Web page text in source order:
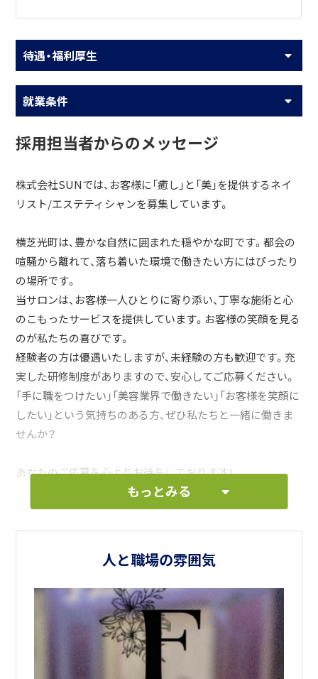
待遇・福利厚生
就業条件
採用担当者からのメッセージ
株式会社SUNでは、お客様に「癒し」と「美」を提供するネイ
リスト/エステティシャンを募集しています。
横芝光町は、豊かな自然に囲まれた穏やかな町です。都会の
喧騒から離れて、落ち着いた環境で働きたい方にはぴったり
の場所です。
当サロンは、お客様一人ひとりに寄り添い、丁寧な施術と心
のこもったサービスを提供しています。お客様の笑顔を見る
のが私たちの喜びです。
経験者の方は優遇いたしますが、未経験の方も歓迎です。充
実した研修制度がありますので、安心してご応募ください。
「手に職をつけたい」「美容業界で働きたい」「お客様を笑顔に
したい」という気持ちのある方、ぜひ私たちと一緒に働きま
せんか？
あなたのご応募を心よりお待ちしております！
もっとみる
人と職場の雰囲気